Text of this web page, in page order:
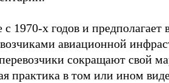
1970-х годов и предполагает
авиационной
сокращают свой
практика в том или ином